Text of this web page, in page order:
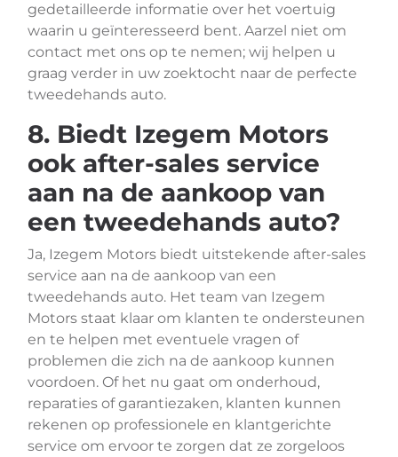
gedetailleerde informatie over het voertuig
waarin u geïnteresseerd bent. Aarzel niet om
contact met ons op te nemen; wij helpen u
graag verder in uw zoektocht naar de perfecte
tweedehands auto.
8. Biedt Izegem Motors
ook after-sales service
aan na de aankoop van
een tweedehands auto?
Ja, Izegem Motors biedt uitstekende after-sales
service aan na de aankoop van een
tweedehands auto. Het team van Izegem
Motors staat klaar om klanten te ondersteunen
en te helpen met eventuele vragen of
problemen die zich na de aankoop kunnen
voordoen. Of het nu gaat om onderhoud,
reparaties of garantiezaken, klanten kunnen
rekenen op professionele en klantgerichte
service om ervoor te zorgen dat ze zorgeloos